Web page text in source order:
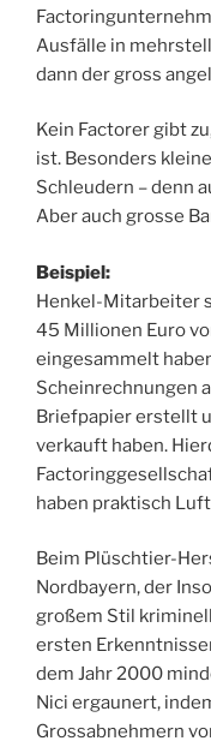
Ausfälle in
dann der gross
Kein Factorer gibt
ist. Besonders
Schleudern – denn
Aber auch grosse
Beispiel:
Henkel-Mitarbeiter
45 Millionen Euro
eingesammelt
Scheinrechnungen
Briefpapier erstellt
verkauft haben.
haben praktisch
Beim Plüschtier-
Nordbayern, der
großem Stil
ersten
dem Jahr 2000
Nici ergaunert,
Grossabnehmern